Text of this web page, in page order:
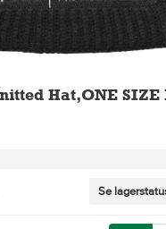
Hat,ONE SIZE
Se